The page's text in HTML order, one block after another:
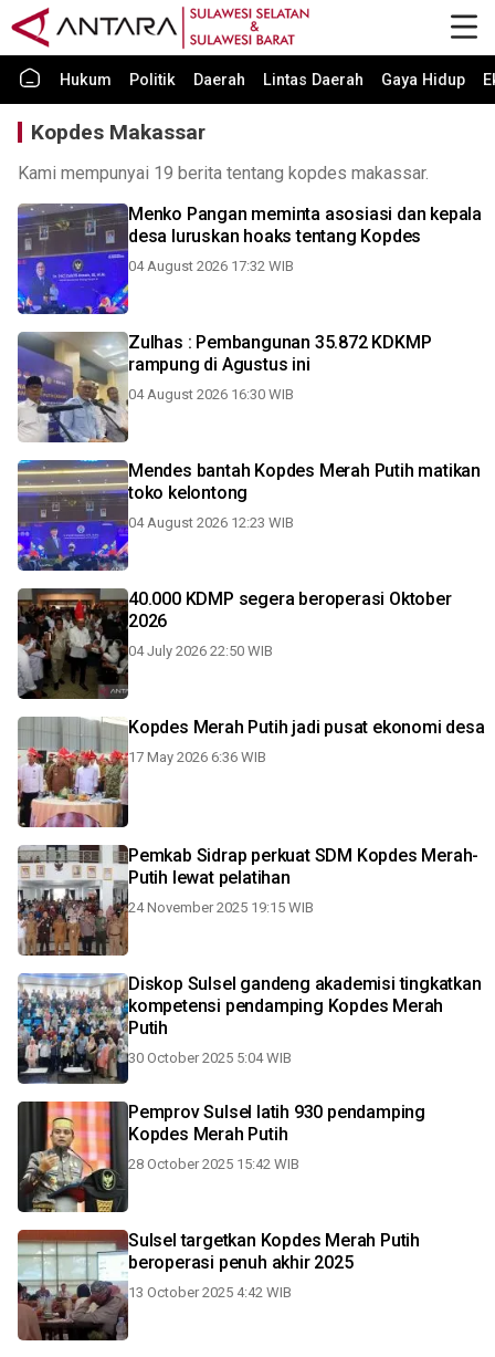
Hukum Politik Daerah Lintas Daerah Gaya Hidup
Kopdes Makassar
Kami mempunyai 19 berita tentang kopdes makassar.
Menko Pangan meminta asosiasi dan kepala
desa luruskan hoaks tentang Kopdes
04 August 2026 17:32 WIB
Zulhas : Pembangunan 35.872 KDKMP
rampung di Agustus ini
04 August 2026 16:30 WIB
Mendes bantah Kopdes Merah Putih matikan
toko kelontong
04 August 2026 12:23 WIB
40.000 KDMP segera beroperasi Oktober
2026
04 July 2026 22:50 WIB
Kopdes Merah Putih jadi pusat ekonomi desa
17 May 2026 6:36 WIB
Pemkab Sidrap perkuat SDM Kopdes Merah-
Putih lewat pelatihan
24 November 2025 19:15 WIB
Diskop Sulsel gandeng akademisi tingkatkan
kompetensi pendamping Kopdes Merah
Putih
30 October 2025 5:04 WIB
Pemprov Sulsel latih 930 pendamping
Kopdes Merah Putih
28 October 2025 15:42 WIB
Sulsel targetkan Kopdes Merah Putih
beroperasi penuh akhir 2025
13 October 2025 4:42 WIB